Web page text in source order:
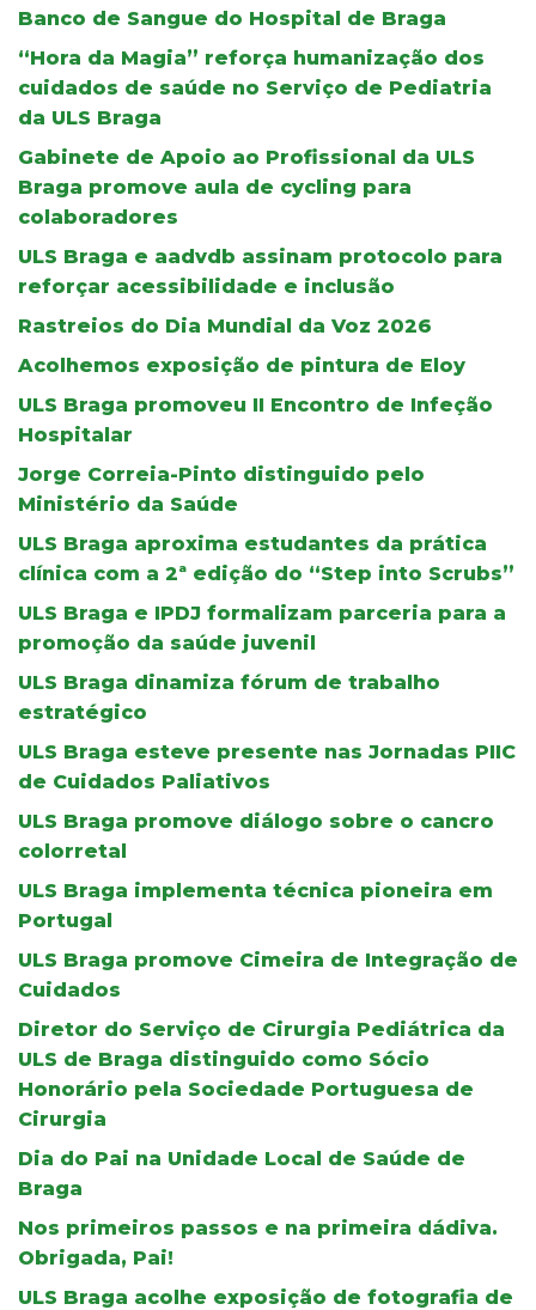
Banco de Sangue do Hospital de Braga
“Hora da Magia” reforça humanização dos
cuidados de saúde no Serviço de Pediatria
da ULS Braga
Gabinete de Apoio ao Profissional da ULS
Braga promove aula de cycling para
colaboradores
ULS Braga e aadvdb assinam protocolo para
reforçar acessibilidade e inclusão
Rastreios do Dia Mundial da Voz 2026
Acolhemos exposição de pintura de Eloy
ULS Braga promoveu II Encontro de Infeção
Hospitalar
Jorge Correia-Pinto distinguido pelo
Ministério da Saúde
ULS Braga aproxima estudantes da prática
clínica com a 2ª edição do “Step into Scrubs”
ULS Braga e IPDJ formalizam parceria para a
promoção da saúde juvenil
ULS Braga dinamiza fórum de trabalho
estratégico
ULS Braga esteve presente nas Jornadas PIIC
de Cuidados Paliativos
ULS Braga promove diálogo sobre o cancro
colorretal
ULS Braga implementa técnica pioneira em
Portugal
ULS Braga promove Cimeira de Integração de
Cuidados
Diretor do Serviço de Cirurgia Pediátrica da
ULS de Braga distinguido como Sócio
Honorário pela Sociedade Portuguesa de
Cirurgia
Dia do Pai na Unidade Local de Saúde de
Braga
Nos primeiros passos e na primeira dádiva.
Obrigada, Pai!
ULS Braga acolhe exposição de fotografia de